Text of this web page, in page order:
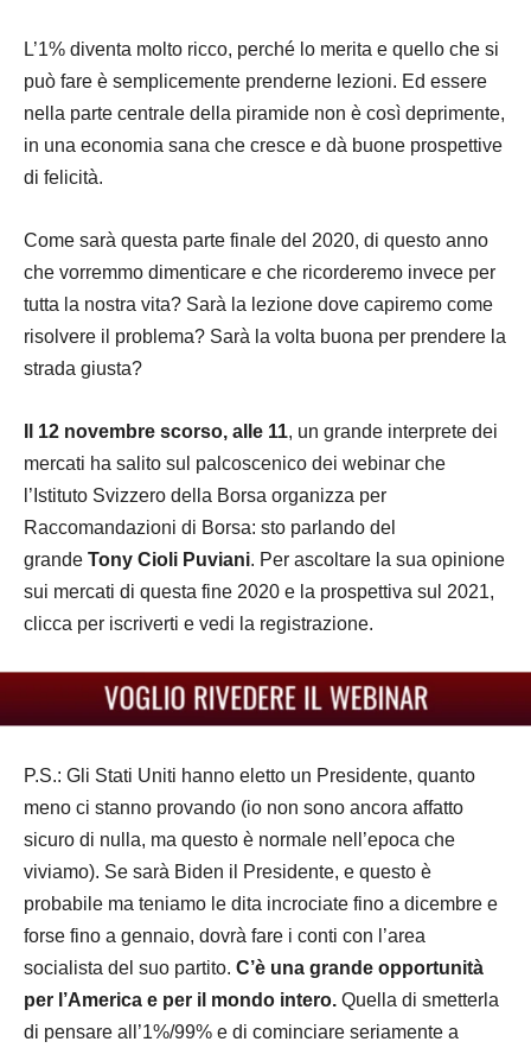
L’1% diventa molto ricco, perché lo merita e quello che si
può fare è semplicemente prenderne lezioni. Ed essere
nella parte centrale della piramide non è così deprimente,
in una economia sana che cresce e dà buone prospettive
di felicità.
Come sarà questa parte finale del 2020, di questo anno
che vorremmo dimenticare e che ricorderemo invece per
tutta la nostra vita? Sarà la lezione dove capiremo come
risolvere il problema? Sarà la volta buona per prendere la
strada giusta?
Il 12 novembre scorso, alle 11, un grande interprete dei
mercati ha salito sul palcoscenico dei webinar che
l’Istituto Svizzero della Borsa organizza per
Raccomandazioni di Borsa: sto parlando del
grande Tony Cioli Puviani. Per ascoltare la sua opinione
sui mercati di questa fine 2020 e la prospettiva sul 2021,
clicca per iscriverti e vedi la registrazione.
P.S.: Gli Stati Uniti hanno eletto un Presidente, quanto
meno ci stanno provando (io non sono ancora affatto
sicuro di nulla, ma questo è normale nell’epoca che
viviamo). Se sarà Biden il Presidente, e questo è
probabile ma teniamo le dita incrociate fino a dicembre e
forse fino a gennaio, dovrà fare i conti con l’area
socialista del suo partito. C’è una grande opportunità
per l’America e per il mondo intero. Quella di smetterla
di pensare all’1%/99% e di cominciare seriamente a